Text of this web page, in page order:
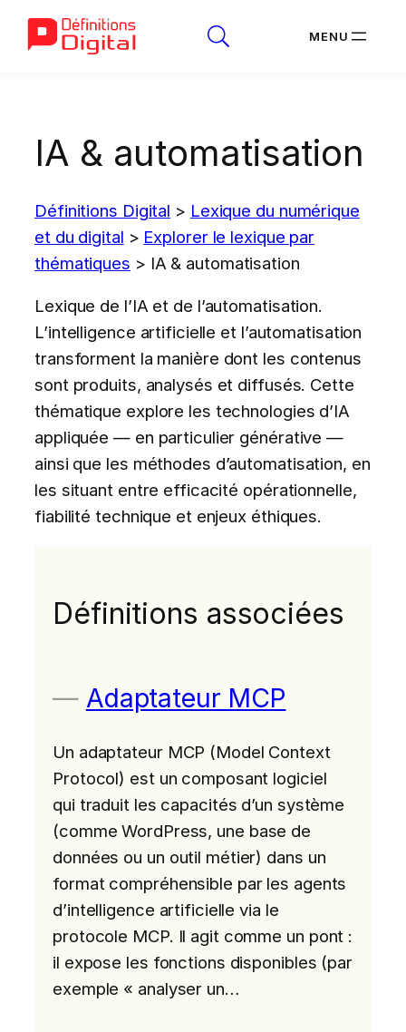
contenuIA & automatisation
Définitions Digital > Lexique du numérique
et du digital > Explorer le lexique par
thématiques > IA & automatisation
Lexique de l’IA et de l’automatisation.
L’intelligence artificielle et l’automatisation
transforment la manière dont les contenus
sont produits, analysés et diffusés. Cette
thématique explore les technologies d’IA
appliquée — en particulier générative —
ainsi que les méthodes d’automatisation, en
les situant entre efficacité opérationnelle,
fiabilité technique et enjeux éthiques.
Définitions associées
Adaptateur MCP
Un adaptateur MCP (Model Context
Protocol) est un composant logiciel
qui traduit les capacités d’un système
(comme WordPress, une base de
données ou un outil métier) dans un
format compréhensible par les agents
d’intelligence artificielle via le
protocole MCP. Il agit comme un pont :
il expose les fonctions disponibles (par
exemple « analyser un…